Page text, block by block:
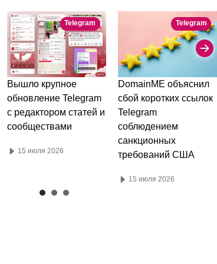
Telegram
Вышло крупное
обновление Telegram
с редактором статей и
сообществами
15 июля 2026
Telegram
DomainME объяснил
сбой коротких ссылок
Telegram
соблюдением
санкционных
требований США
15 июля 2026